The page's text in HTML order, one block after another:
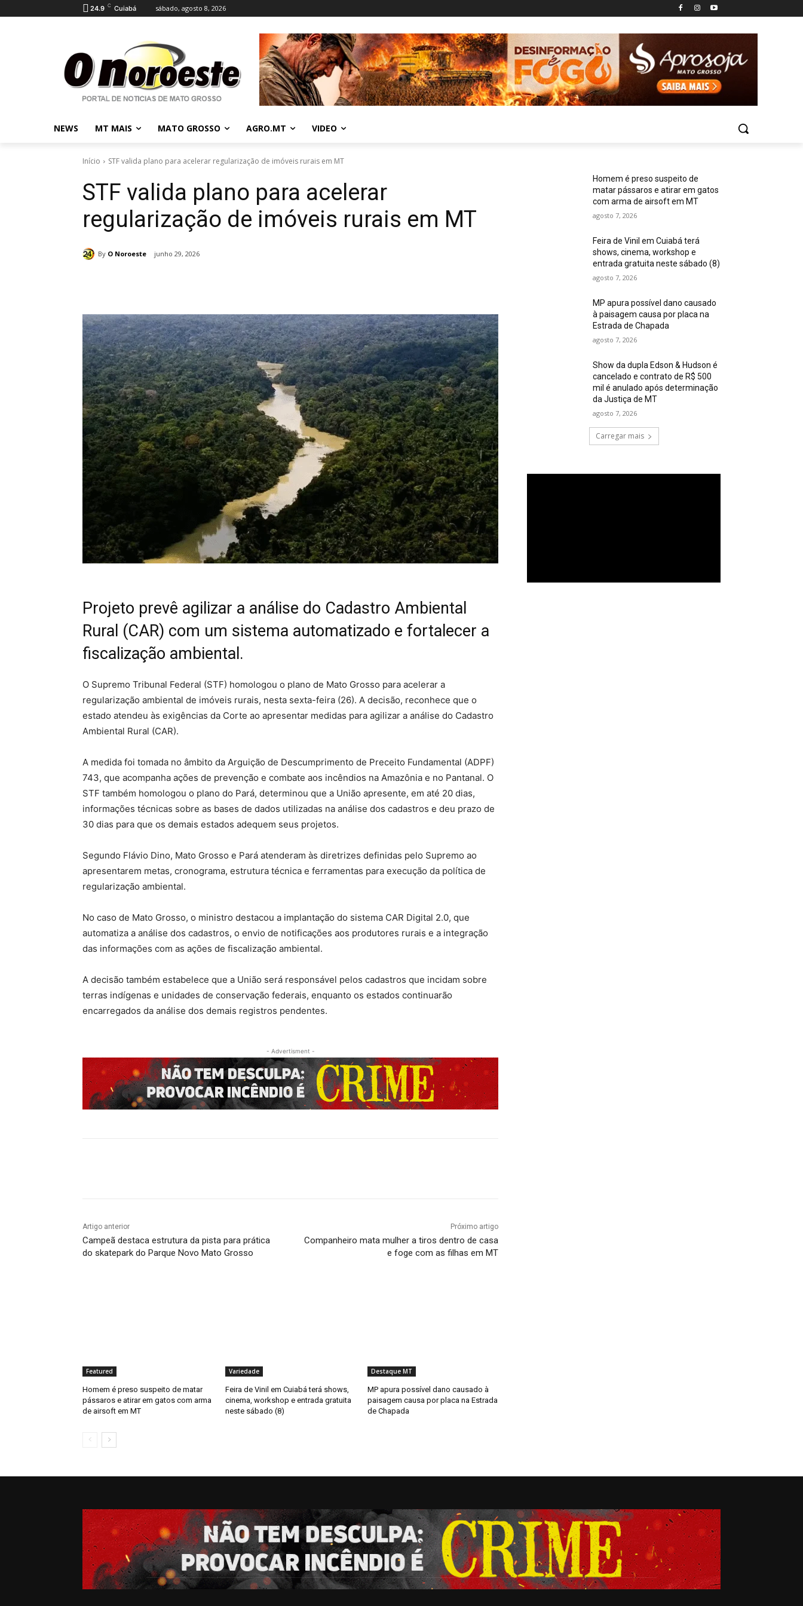
24.9 C Cuiabá sábado, agosto 8, 2026
NEWS MT MAIS MATO GROSSO AGRO.MT VIDEO
Início STF valida plano para acelerar regularização de imóveis rurais em MT
STF valida plano para acelerar
regularização de imóveis rurais em MT
By O Noroeste junho 29, 2026
Projeto prevê agilizar a análise do Cadastro Ambiental
Rural (CAR) com um sistema automatizado e fortalecer a
fiscalização ambiental.
O Supremo Tribunal Federal (STF) homologou o plano de Mato Grosso para acelerar a
regularização ambiental de imóveis rurais, nesta sexta-feira (26). A decisão, reconhece que o
estado atendeu às exigências da Corte ao apresentar medidas para agilizar a análise do Cadastro
Ambiental Rural (CAR).
A medida foi tomada no âmbito da Arguição de Descumprimento de Preceito Fundamental (ADPF)
743, que acompanha ações de prevenção e combate aos incêndios na Amazônia e no Pantanal. O
STF também homologou o plano do Pará, determinou que a União apresente, em até 20 dias,
informações técnicas sobre as bases de dados utilizadas na análise dos cadastros e deu prazo de
30 dias para que os demais estados adequem seus projetos.
Segundo Flávio Dino, Mato Grosso e Pará atenderam às diretrizes definidas pelo Supremo ao
apresentarem metas, cronograma, estrutura técnica e ferramentas para execução da política de
regularização ambiental.
No caso de Mato Grosso, o ministro destacou a implantação do sistema CAR Digital 2.0, que
automatiza a análise dos cadastros, o envio de notificações aos produtores rurais e a integração
das informações com as ações de fiscalização ambiental.
A decisão também estabelece que a União será responsável pelos cadastros que incidam sobre
terras indígenas e unidades de conservação federais, enquanto os estados continuarão
encarregados da análise dos demais registros pendentes.
- Advertisment -
Artigo anterior
Campeã destaca estrutura da pista para prática
do skatepark do Parque Novo Mato Grosso
Próximo artigo
Companheiro mata mulher a tiros dentro de casa
e foge com as filhas em MT
Featured
Homem é preso suspeito de matar
pássaros e atirar em gatos com arma
de airsoft em MT
Variedade
Feira de Vinil em Cuiabá terá shows,
cinema, workshop e entrada gratuita
neste sábado (8)
Destaque MT
MP apura possível dano causado à
paisagem causa por placa na Estrada
de Chapada
Homem é preso suspeito de
matar pássaros e atirar em gatos
com arma de airsoft em MT
agosto 7, 2026
Feira de Vinil em Cuiabá terá
shows, cinema, workshop e
entrada gratuita neste sábado (8)
agosto 7, 2026
MP apura possível dano causado
à paisagem causa por placa na
Estrada de Chapada
agosto 7, 2026
Show da dupla Edson & Hudson é
cancelado e contrato de R$ 500
mil é anulado após determinação
da Justiça de MT
agosto 7, 2026
Carregar mais